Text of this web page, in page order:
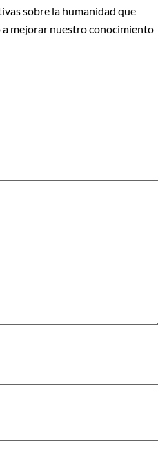
sobre la humanidad que
a mejorar nuestro conocimiento